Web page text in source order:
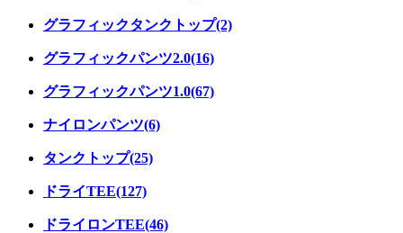
グラフィックタンクトップ(2)
グラフィックパンツ2.0(16)
グラフィックパンツ1.0(67)
ナイロンパンツ(6)
タンクトップ(25)
ドライTEE(127)
ドライロンTEE(46)